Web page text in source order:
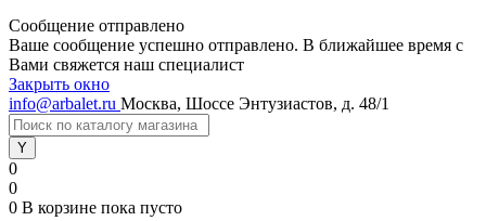
Сообщение отправлено
Ваше сообщение успешно отправлено. В ближайшее время с
Вами свяжется наш специалист
Закрыть окно
info@arbalet.ru Москва, Шоссе Энтузиастов, д. 48/1
0
0
0 В корзине пока пусто